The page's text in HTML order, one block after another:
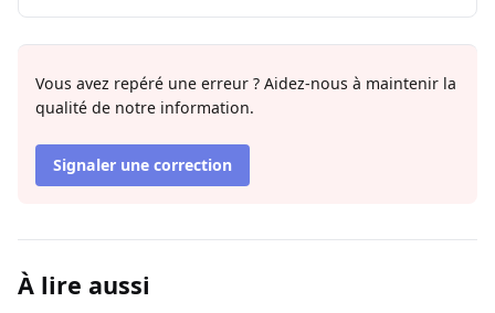
Vous avez repéré une erreur ? Aidez-nous à maintenir la
qualité de notre information.
Signaler une correction
À lire aussi